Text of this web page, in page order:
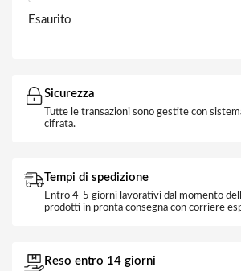
Esaurito
Sicurezza
Tutte le transazioni sono gestite con
cifrata.
Tempi di spedizione
Entro 4-5 giorni lavorativi dal momento
prodotti in pronta consegna con corriere
Reso entro 14 giorni